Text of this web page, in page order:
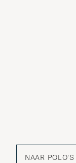
NAAR POLO'S